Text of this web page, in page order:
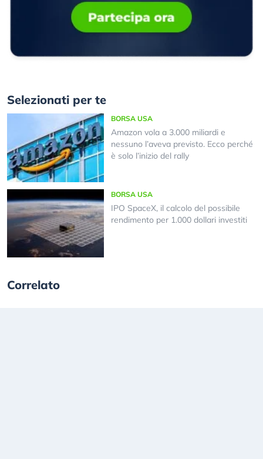
Selezionati per te
BORSA USA
Amazon vola a 3.000 miliardi e
nessuno l’aveva previsto. Ecco perché
è solo l’inizio del rally
BORSA USA
IPO SpaceX, il calcolo del possibile
rendimento per 1.000 dollari investiti
Correlato